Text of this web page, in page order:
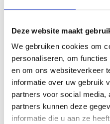
Deze website maakt
We gebruiken cookies om
personaliseren, om
en om ons websiteverkeer
informatie over uw gebruik
partners voor social media,
partners kunnen deze
informatie die u aan ze
DELUXE SPATEL RVS
BARBECUETOOLS
34,99
prijs
was:
34,99.
24,99
Huidige
prijs
is:
24,99.